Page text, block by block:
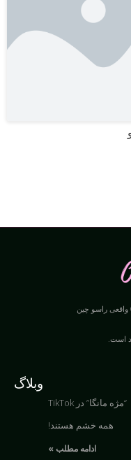
است.
وبلاگ
“مژه مانگا” در TikTok
همه خشم هستند!
ادامه مطلب »